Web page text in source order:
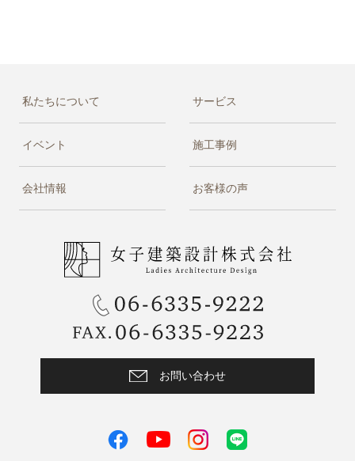
私たちについて サービス
イベント 施工事例
会社情報 お客様の声
お問い合わせ
facebook youtube instagram